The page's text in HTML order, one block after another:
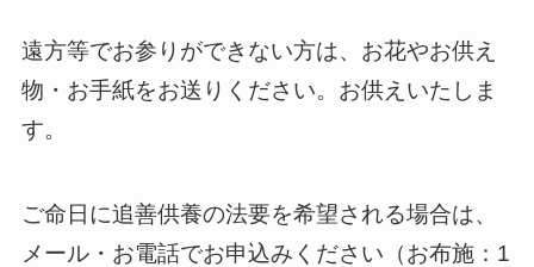
遠方等でお参りができない方は、お花やお供え
物・お手紙をお送りください。お供えいたしま
す。
ご命日に追善供養の法要を希望される場合は、
メール・お電話でお申込みください（お布施：1